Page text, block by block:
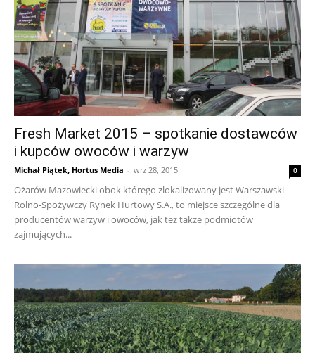
Fresh Market 2015 – spotkanie dostawców
i kupców owoców i warzyw
Michał Piątek, Hortus Media - wrz 28, 2015 0
Ożarów Mazowiecki obok którego zlokalizowany jest Warszawski
Rolno-Spożywczy Rynek Hurtowy S.A., to miejsce szczególne dla
producentów warzyw i owoców, jak też także podmiotów
zajmujących...